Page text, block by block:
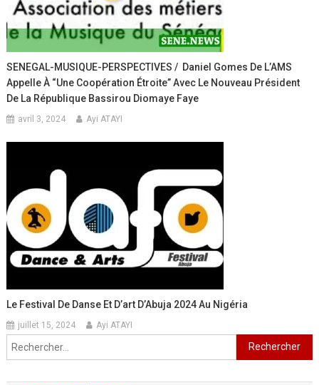
SENEGAL-MUSIQUE-PERSPECTIVES / Daniel Gomes De L’AMS
Appelle À “une Coopération Étroite” Avec Le Nouveau Président
De La République Bassirou Diomaye Faye
avril 3, 2024 Ayi ATAYI
Le Festival De Danse Et D’art D’Abuja 2024 Au Nigéria
juillet 15, 2024 Ayi ATAYI
Rechercher :